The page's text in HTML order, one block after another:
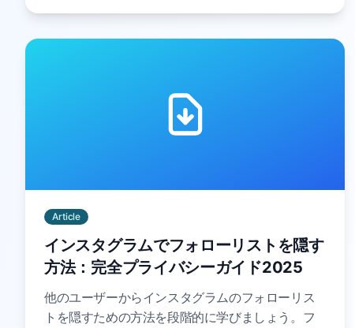
Article
インスタグラムでフォローリストを隠す
方法：完全プライバシーガイド2025
他のユーザーからインスタグラムのフォローリス
トを隠すための方法を段階的に学びましょう。フ